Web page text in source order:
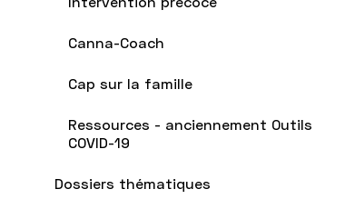
Canna-Coach
Cap sur la famille
Ressources - anciennement Outils
COVID-19
Dossiers thématiques